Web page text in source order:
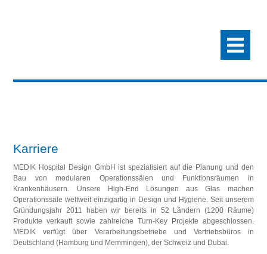
Karriere
MEDIK Hospital Design GmbH ist spezialisiert auf die Planung und den
Bau von modularen Operationssälen und Funktionsräumen in
Krankenhäusern. Unsere High‐End Lösungen aus Glas machen
Operationssäle weltweit einzigartig in Design und Hygiene. Seit unserem
Gründungsjahr 2011 haben wir bereits in 52 Ländern (1200 Räume)
Produkte verkauft sowie zahlreiche Turn‐Key Projekte abgeschlossen.
MEDIK verfügt über Verarbeitungsbetriebe und Vertriebsbüros in
Deutschland (Hamburg und Memmingen), der Schweiz und Dubai.